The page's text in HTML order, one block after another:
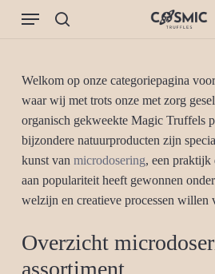
Menu
Welkom op onze categoriepagina
waar wij met trots onze met zorg
organisch gekweekte Magic Truffels
bijzondere natuurproducten zijn
kunst van microdosering, een praktijk
aan populariteit heeft gewonnen
welzijn en creatieve processen willen
Overzicht
assortiment